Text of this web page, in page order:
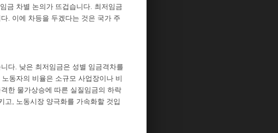
금 차별 논의가 뜨겁습니다. 최저임금
. 이에 차등을 두겠다는 것은 국가 주
다. 낮은 최저임금은 성별 임금격차를
동자의 비율은 소규모 사업장이나 비
한 물가상승에 따른 실질임금의 하락
고, 노동시장 양극화를 가속화할 것입